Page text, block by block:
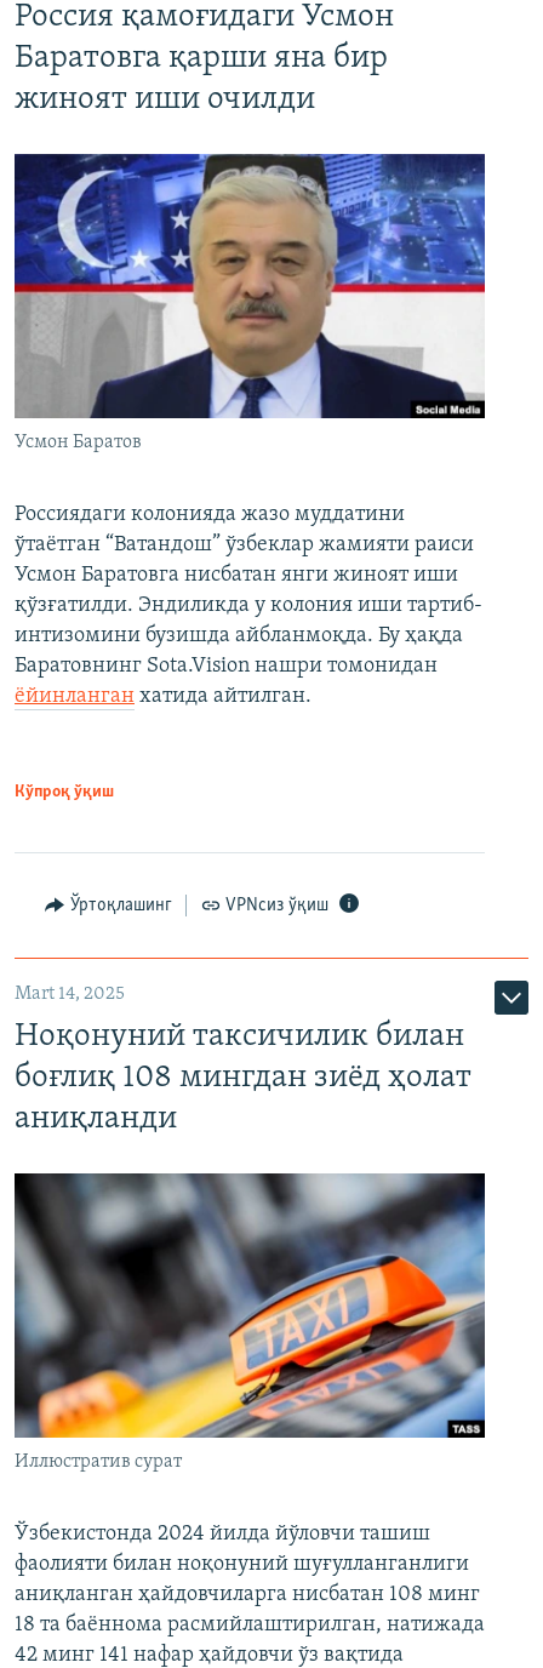
Россия қамоғидаги Усмон
Баратовга қарши яна бир
жиноят иши очилди
Усмон Баратов
Россиядаги колонияда жазо муддатини
ўтаётган “Ватандош” ўзбеклар жамияти раиси
Усмон Баратовга нисбатан янги жиноят иши
қўзғатилди. Эндиликда у колония иши тартиб-
интизомини бузишда айбланмоқда. Бу ҳақда
Баратовнинг Sota.Vision нашри томонидан
ёйинланган хатида айтилган.
Кўпроқ ўқиш
Ўртоқлашинг VPNсиз ўқиш
Mart 14, 2025
Ноқонуний таксичилик билан
боғлиқ 108 мингдан зиёд ҳолат
аниқланди
Иллюстратив сурат
Ўзбекистонда 2024 йилда йўловчи ташиш
фаолияти билан ноқонуний шуғулланганлиги
аниқланган ҳайдовчиларга нисбатан 108 минг
18 та баённома расмийлаштирилган, натижада
42 минг 141 нафар ҳайдовчи ўз вақтида